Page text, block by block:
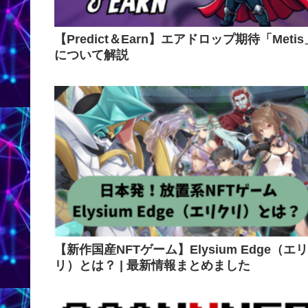
【Predict＆Earn】エアドロップ期待「Metis
について解説
【新作国産NFTゲーム】Elysium Edge（エ
リ）とは？ | 最新情報まとめました